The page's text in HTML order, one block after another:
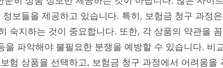
보들을 제공하고 있습니다. 특히, 보험금 청구 과정
숙지하는 것이 중요합니다. 또한, 각 상품의 약관을
을 파악해야 불필요한 분쟁을 예방할 수 있습니다. 비
험 상품을 선택하고, 보험금 청구 과정에서 어려움을